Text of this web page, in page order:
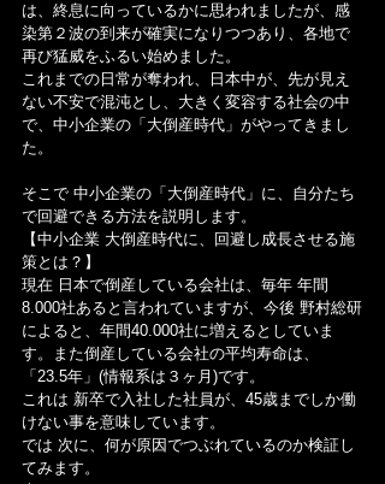
は、終息に向っているかに思われましたが、感
染第２波の到来が確実になりつつあり、各地で
再び猛威をふるい始めました。
これまでの日常が奪われ、日本中が、先が見え
ない不安で混沌とし、大きく変容する社会の中
で、中小企業の「大倒産時代」がやってきまし
た。
そこで 中小企業の「大倒産時代」に、自分たち
で回避できる方法を説明します。
【中小企業 大倒産時代に、回避し成長させる施
策とは？】
現在 日本で倒産している会社は、毎年 年間
8.000社あると言われていますが、今後 野村総研
によると、年間40.000社に増えるとしていま
す。また倒産している会社の平均寿命は、
「23.5年」(情報系は３ヶ月)です。
これは 新卒で入社した社員が、45歳までしか働
けない事を意味しています。
では 次に、何が原因でつぶれているのか検証し
てみます。